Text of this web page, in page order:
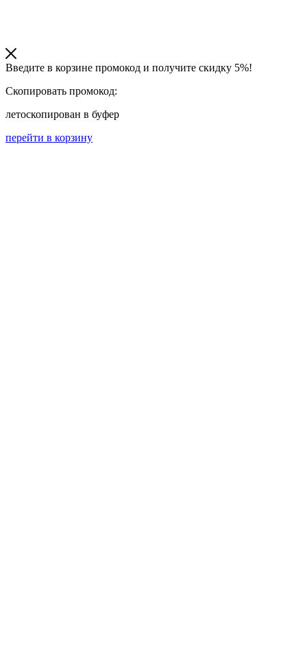
Введите в корзине промокод и получите скидку 5%!
Скопировать промокод:
летоскопирован в буфер
перейти в корзину